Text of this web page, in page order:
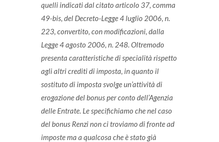
quelli indicati dal citato articolo 37, comma
49-bis, del Decreto-Legge 4 luglio 2006, n.
223, convertito, con modificazioni, dalla
Legge 4 agosto 2006, n. 248. Oltremodo
presenta caratteristiche di specialità rispetto
agli altri crediti di imposta, in quanto il
sostituto di imposta svolge un’attività di
erogazione del bonus per conto dell’Agenzia
delle Entrate. Le specifichiamo che nel caso
del bonus Renzi non ci troviamo di fronte ad
imposte ma a qualcosa che è stato già